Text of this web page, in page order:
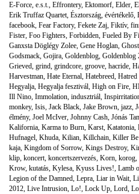
E-Force, e.s.t., Effrontery, Ektomorf, Elder,
Erik Truffaz Quartet, Észtország, évértékelő,
facebook, Fear Factory, Fekete Zaj, Fiktív,
Fister, Foo Fighters, Forbidden, Fueled By
Ganxsta Döglégy Zolee, Gene Hoglan,
Godsmack, Gojira, Goldenblog, Goldenblog
Grieved, grind, grindcore, groove, hacride,
Harvestman, Hate Eternal, Hatebreed,
Hegyalja, Hegyalja fesztivál, High on Fire,
Ill Nino, Immolation, indusztriál,
monkey, Isis, Jack Black, Jake Brown, jazz,
élmény, Joel McIver, Johnny Cash, Jónás
Kalifornia, Karma to Burn, Karst, Katatonia,
Hufnagel, Khuda, Kilian, Killchain, Killer
kaja, Kingdom of Sorrow, Kings Destroy,
klip, koncert, koncertszervezés, Korn, korog,
Krow, kutatás, Kylesa, Kyuss Lives!, Lamb
Legion of the Damned, Lepra, Liar in Wait,
2012, Live Intrusion, Lo!, Lock Up, Lord,